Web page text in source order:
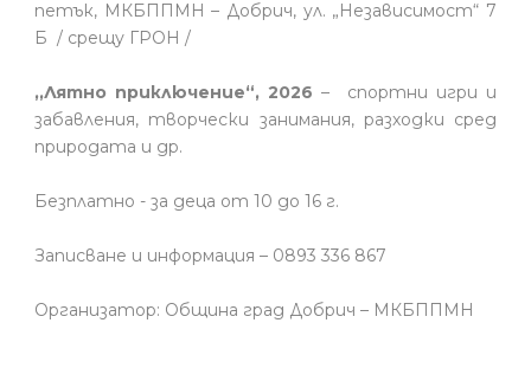
петък, МКБППМН – Добрич, ул. „Независимост“ 7
Б / срещу ГРОН /
,,Лятно приключение“, 2026 – спортни игри и
забавления, творчески занимания, разходки сред
природата и др.
Безплатно - за деца от 10 до 16 г.
Записване и информация – 0893 336 867
Организатор: Община град Добрич – МКБППМН